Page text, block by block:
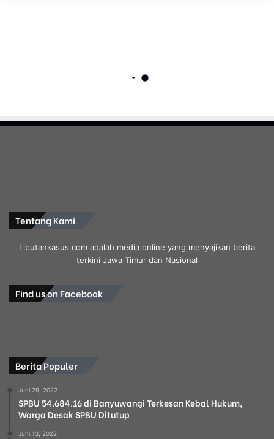
Tentang Kami
Liputankasus.com adalah media online yang menyajikan berita
terkini Jawa Timur dan Nasional
Find us on Facebook
Berita Populer
Juni 29, 2022
SPBU 54.684.16 di Banyuwangi Terkesan Kebal Hukum,
Warga Desak SPBU Ditutup
Juni 13, 2022